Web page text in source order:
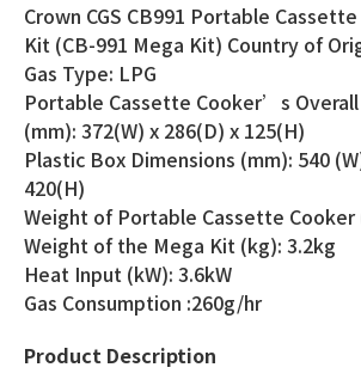
Crown CGS CB991 Portable
Kit (CB-991 Mega Kit) Country of
Gas Type: LPG
Portable Cassette Cooker’s
(mm): 372(W) x 286(D) x 125(H)
Plastic Box Dimensions (mm): 540
420(H)
Weight of Portable Cassette
Weight of the Mega Kit (kg): 3.2kg
Heat Input (kW): 3.6kW
Gas Consumption :260g/hr
Product Description